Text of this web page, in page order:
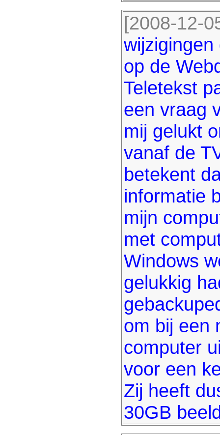
[2008-12-
op de
Teletekst
een vraag
mij gelukt
vanaf de
betekent
informatie
mijn
met
Windows
gelukkig
om bij een
computer
voor een
Zij heeft
30GB